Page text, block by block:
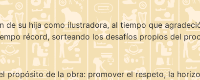
de su hija como ilustradora, al tiempo que
récord, sorteando los desafíos propios del
propósito de la obra: promover el respeto, la